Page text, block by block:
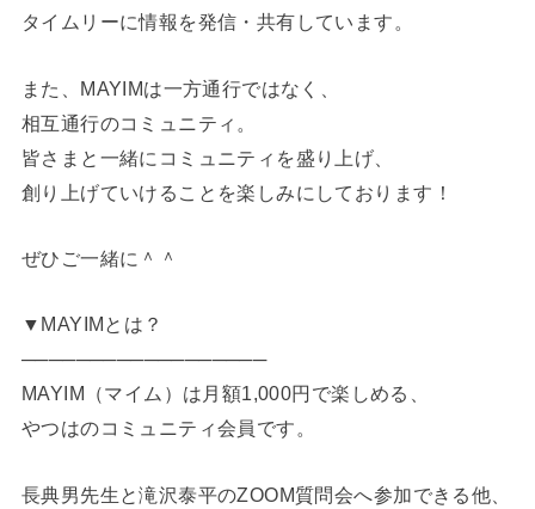
タイムリーに情報を発信・共有しています。
また、MAYIMは一方通行ではなく、
相互通行のコミュニティ。
皆さまと一緒にコミュニティを盛り上げ、
創り上げていけることを楽しみにしております！
ぜひご一緒に＾＾
▼MAYIMとは？
──────────────────
MAYIM（マイム）は月額1,000円で楽しめる、
やつはのコミュニティ会員です。
長典男先生と滝沢泰平のZOOM質問会へ参加できる他、